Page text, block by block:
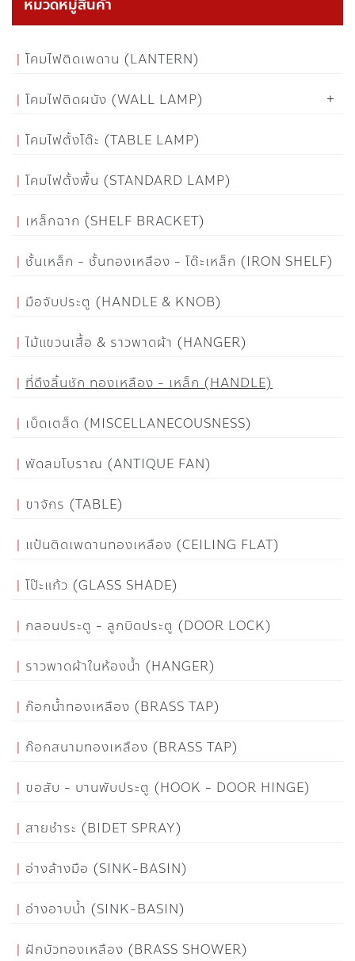
หมวดหมู่สินค้า
โคมไฟติดเพดาน (LANTERN)
โคมไฟติดผนัง (WALL LAMP)
โคมไฟตั้งโต๊ะ (TABLE LAMP)
โคมไฟตั้งพื้น (STANDARD LAMP)
เหล็กฉาก (SHELF BRACKET)
ชั้นเหล็ก - ชั้นทองเหลือง - โต๊ะเหล็ก (IRON SHELF)
มือจับประตู (HANDLE & KNOB)
ไม้แขวนเสื้อ & ราวพาดผ้า (HANGER)
ที่ดึงลิ้นชัก ทองเหลือง - เหล็ก (HANDLE)
เบ็ดเตล็ด (MISCELLANECOUSNESS)
พัดลมโบราณ (ANTIQUE FAN)
ขาจักร (TABLE)
แป้นติดเพดานทองเหลือง (CEILING FLAT)
โป๊ะแก้ว (GLASS SHADE)
กลอนประตู - ลูกบิดประตู (DOOR LOCK)
ราวพาดผ้าในห้องน้ำ (HANGER)
ก๊อกน้ำทองเหลือง (BRASS TAP)
ก๊อกสนามทองเหลือง (BRASS TAP)
ขอสับ - บานพับประตู (HOOK - DOOR HINGE)
สายชำระ (BIDET SPRAY)
อ่างล้างมือ (SINK-BASIN)
อ่างอาบน้ำ (SINK-BASIN)
ฝักบัวทองเหลือง (BRASS SHOWER)